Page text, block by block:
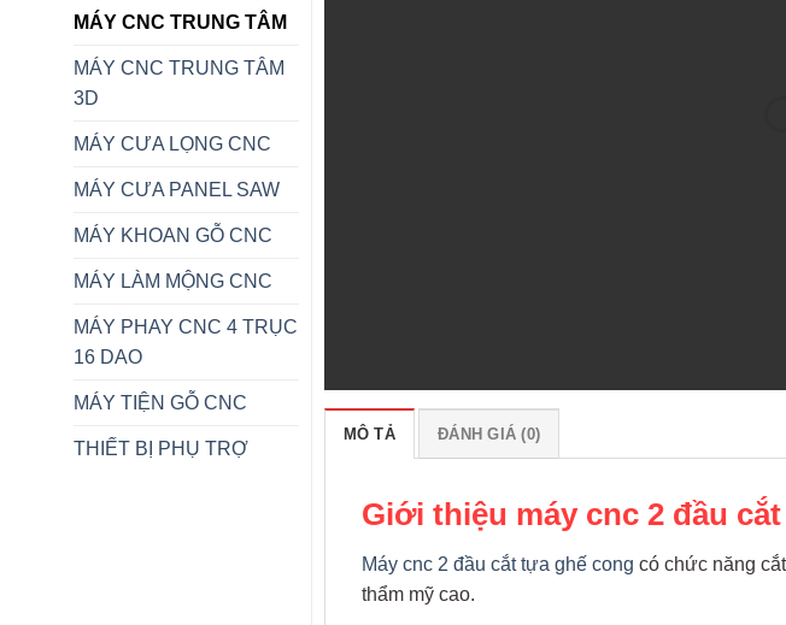
MÁY CNC TRUNG TÂM
MÁY CNC TRUNG TÂM
3D
MÁY CƯA LỌNG CNC
MÁY CƯA PANEL SAW
MÁY KHOAN GỖ CNC
MÁY LÀM MỘNG CNC
MÁY PHAY CNC 4 TRỤC
16 DAO
MÁY TIỆN GỖ CNC
THIẾT BỊ PHỤ TRỢ
MÔ TẢ ĐÁNH GIÁ (0)
Giới thiệu máy cnc 2 đầu
Máy cnc 2 đầu cắt tựa ghế cong có chức năng
thẩm mỹ cao.